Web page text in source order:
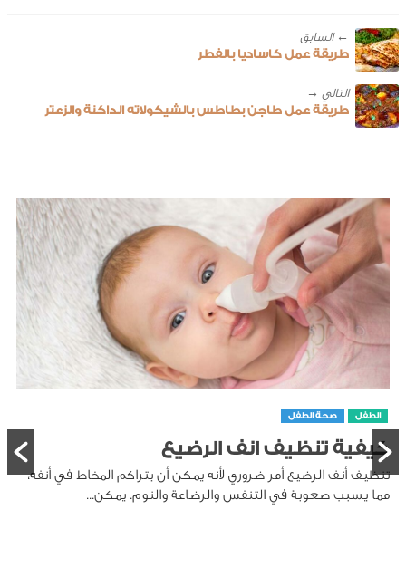
← ‎السابق
طريقة عمل كاساديا بالفطر
طريقة عمل طاجن بطاطس بالشيكولاته الداكنة والزعتر
الطفل صحة الطفل
كيفية تنظيف انف الرضيع
تنظيف أنف الرضيع أمر ضروري لأنه يمكن أن يتراكم المخاط في أنفه،
مما يسبب صعوبة في التنفس والرضاعة والنوم. يمكن...